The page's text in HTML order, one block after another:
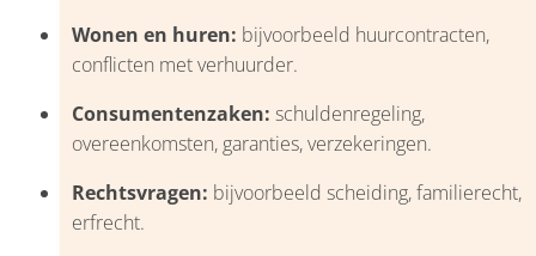
Wonen en huren: bijvoorbeeld huurcontracten,
conflicten met verhuurder.
Consumentenzaken: schuldenregeling,
overeenkomsten, garanties, verzekeringen.
Rechtsvragen: bijvoorbeeld scheiding, familierecht,
erfrecht.